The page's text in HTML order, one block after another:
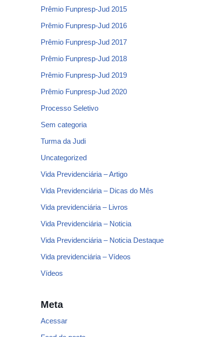
Prêmio Funpresp-Jud 2015
Prêmio Funpresp-Jud 2016
Prêmio Funpresp-Jud 2017
Prêmio Funpresp-Jud 2018
Prêmio Funpresp-Jud 2019
Prêmio Funpresp-Jud 2020
Processo Seletivo
Sem categoria
Turma da Judi
Uncategorized
Vida Previdenciária – Artigo
Vida Previdenciária – Dicas do Mês
Vida previdenciária – Livros
Vida Previdenciária – Noticia
Vida Previdenciária – Noticia Destaque
Vida previdenciária – Vídeos
Vídeos
Meta
Acessar